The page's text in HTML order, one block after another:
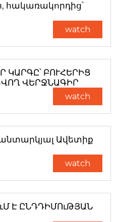
հակառակորդից՝
watch
ԿԱՐԳԸ՝ ԲՈՒՀԵՐԻՑ
ՎԵՐՋՆԱԳԻՐ
watch
Ավետիք
watch
Է ԸՆԴԴԻՄՈւԹՅԱՆ